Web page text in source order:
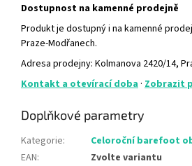
Dostupnost na kamenné prodejně
Produkt je dostupný i na kamenné
Praze-Modřanech.
Adresa prodejny: Kolmanova 2420/14,
Kontakt a otevírací doba · Zobrazit
Doplňkové parametry
Kategorie:
Celoroční barefoot
EAN:
Zvolte variantu